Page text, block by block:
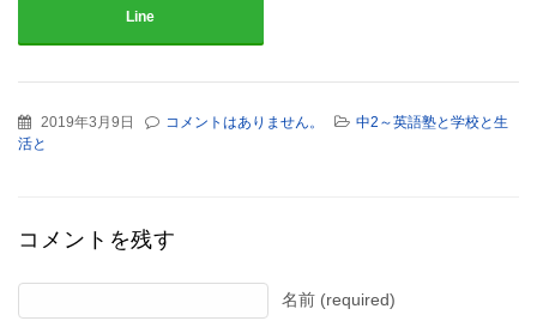
Line
2019年3月9日 コメントはありません。
中2～英語塾と学校と生
活と
コメントを残す
名前 (required)